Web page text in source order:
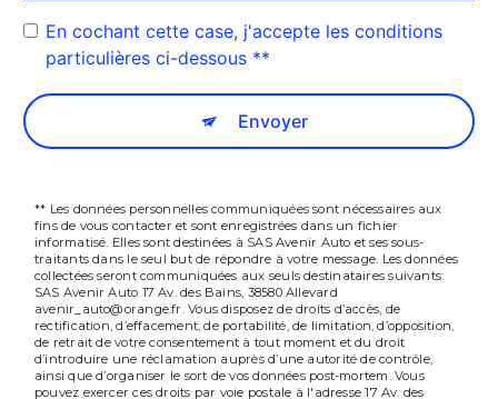
En cochant cette case, j'accepte les conditions
particulières ci-dessous **
Envoyer
** Les données personnelles communiquées sont nécessaires aux
fins de vous contacter et sont enregistrées dans un fichier
informatisé. Elles sont destinées à SAS Avenir Auto et ses sous-
traitants dans le seul but de répondre à votre message. Les données
collectées seront communiquées aux seuls destinataires suivants:
SAS Avenir Auto 17 Av. des Bains, 38580 Allevard
avenir_auto@orange.fr. Vous disposez de droits d’accès, de
rectification, d’effacement, de portabilité, de limitation, d’opposition,
de retrait de votre consentement à tout moment et du droit
d’introduire une réclamation auprès d’une autorité de contrôle,
ainsi que d’organiser le sort de vos données post-mortem. Vous
pouvez exercer ces droits par voie postale à l'adresse 17 Av. des